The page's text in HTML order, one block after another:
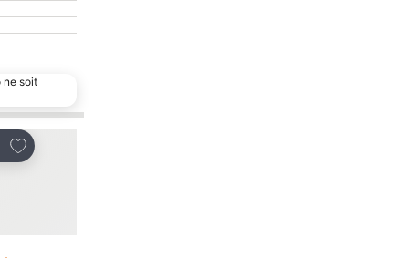
ne soit
Ajouter à mes favoris